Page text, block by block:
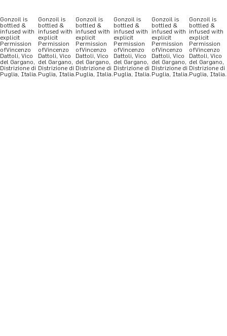
Gonzoil is
bottled &
infused with
explicit
Permission
ofVincenzo
Dattoli, Vico
del Gargano,
Distrizione di
Puglia, Italia.
Gonzoil is
bottled &
infused with
explicit
Permission
ofVincenzo
Dattoli, Vico
del Gargano,
Distrizione di
Puglia, Italia.
Gonzoil is
bottled &
infused with
explicit
Permission
ofVincenzo
Dattoli, Vico
del Gargano,
Distrizione di
Puglia, Italia.
Gonzoil is
bottled &
infused with
explicit
Permission
ofVincenzo
Dattoli, Vico
del Gargano,
Distrizione di
Puglia, Italia.
Gonzoil is
bottled &
infused with
explicit
Permission
ofVincenzo
Dattoli, Vico
del Gargano,
Distrizione di
Puglia, Italia.
Gonzoil is
bottled &
infused with
explicit
Permission
ofVincenzo
Dattoli, Vico
del Gargano,
Distrizione di
Puglia, Italia.